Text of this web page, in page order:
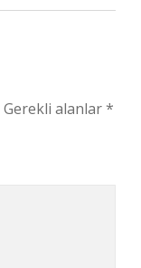
Gerekli alanlar*